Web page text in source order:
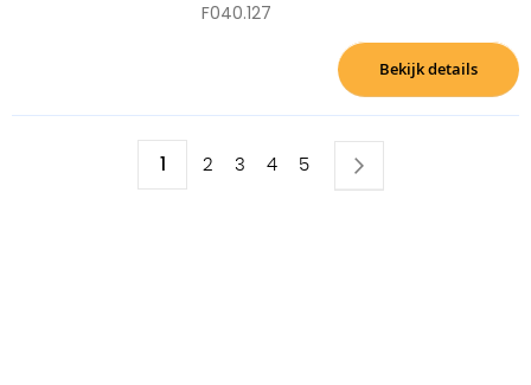
F040.127
Bekijk details
U1 Pagina
2 Pagina
3 Pagina
4 Pagina
5